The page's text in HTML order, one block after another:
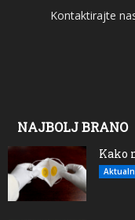
Kontaktirajte
NAJBOLJ BRANO
Kako